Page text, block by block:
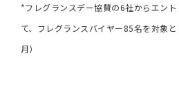
*フレグランスデー協賛の6社からエン
て、フレグランスバイヤー85名を対象
月）